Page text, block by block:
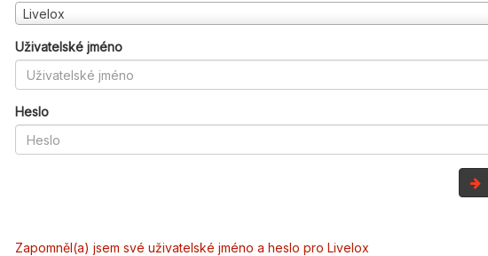
Livelox
Uživatelské jméno
Heslo
Zapomněl(a) jsem své uživatelské jméno a heslo pro Livelox